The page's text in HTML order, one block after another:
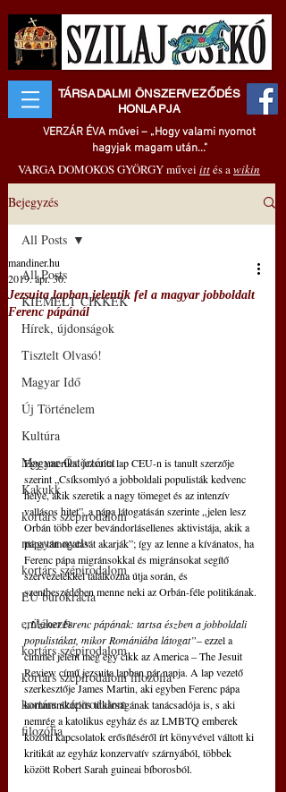
TÁRSADALMI ÖNSZERVEZŐDÉS
HONLAPJA
VERZÁR ÉVA művei – „Hogy valami nyomot
hagyjak magam után..."
VARGA DOMOKOS GYÖRGY művei ittés awikin
Bejegyzés
All Posts
KIEMELT CIKKEK
Hírek, újdonságok
Tisztelt Olvasó!
Magyar Idő
Új Történelem
Kultúra
Magyar Őstörténet
Kakukk
kortárs szépirodalom
magyar nyelv
kortárs szépirodalom
EU bürokrácia
emlékezés
kortárs szépirodalom
kortárs szépirodalom filozófia
kortárs szépirodalom
filozófia
All Posts
Jezsuita lapban jelentik fel a magyar jobboldalt
Ferenc pápánál
mandiner.hu
2019. ápr. 30.
Egy amerikai jezsuita lap CEU-n is tanult szerzője
szerint „Csíksomlyó a jobboldali populisták kedvenc
helye, akik szeretik a nagy tömeget és az intenzív
vallásos hitet”, a pápa látogatásán szerinte „jelen lesz
Orbán több ezer bevándorlásellenes aktivistája, akik a
pápa támogatását akarják”; így az lenne a kívánatos, ha
Ferenc pápa migránsokkal és migránsokat segítő
szervezetekkel találkozna útja során, és
szentbeszédében menne neki az Orbán-féle politikának.
„Üzenet Ferenc pápának: tartsa észben a jobboldali
populistákat, mikor Romániába látogat”– ezzel a
címmel jelent meg egy cikk az America – The Jesuit
Review című jezsuita lapban pár napja. A lap vezető
szerkesztője James Martin, aki egyben Ferenc pápa
kommunikációs titkárságának tanácsadója is, s aki
nemrég a katolikus egyház és az LMBTQ emberek
közötti kapcsolatok erősítéséről írt könyvével váltott ki
kritikát az egyház konzervatív szárnyából, többek
között Robert Sarah guineai bíborosból.